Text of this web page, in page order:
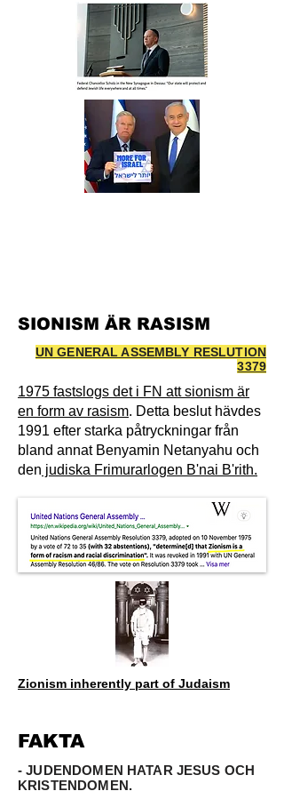
SIONISM ÄR RASISM
UN GENERAL ASSEMBLY RESLUTION
3379
1975 fastslogs det i FN att sionism är
en form av rasism. Detta beslut hävdes
1991 efter starka påtryckningar från
bland annat Benyamin Netanyahu och
den judiska Frimurarlogen B'nai B'rith.
Zionism inherently part of Judaism
FAKTA
- JUDENDOMEN HATAR JESUS OCH
KRISTENDOMEN.